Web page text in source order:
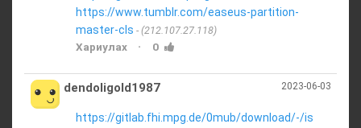
https://www.tumblr.com/easeus-partition-
master-cls
(212.107.27.118)
Хариулах · 0
2023-06-03
dendoligold1987
https://gitlab.fhi.mpg.de/0mub/download/-/is